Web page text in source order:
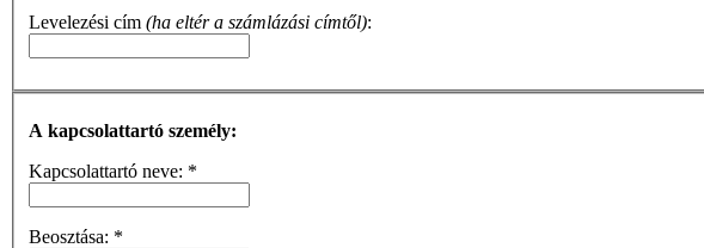
Levelezési cím (ha eltér a számlázási címtől):
A kapcsolattartó személy:
Kapcsolattartó neve: *
Beosztása: *